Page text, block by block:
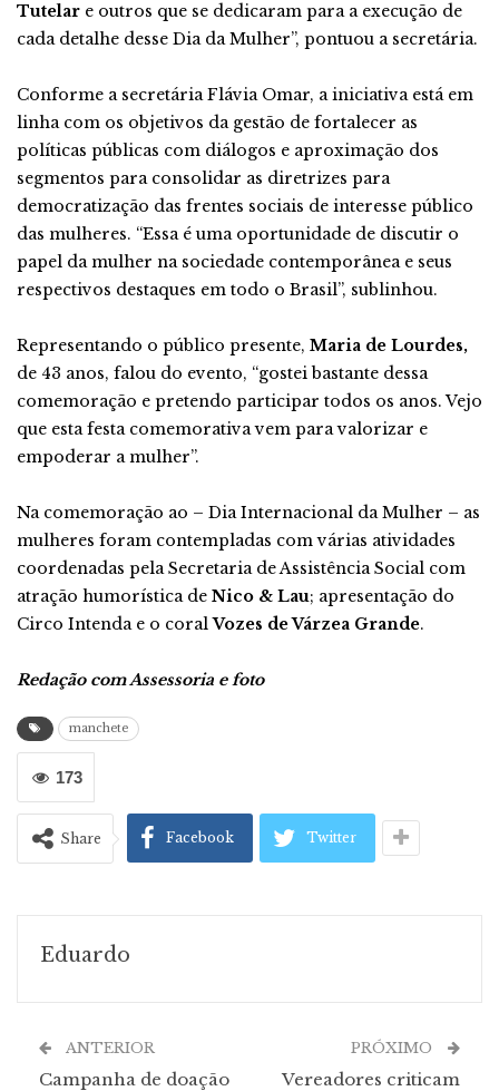
Tutelar e outros que se dedicaram para a execução de
cada detalhe desse Dia da Mulher”, pontuou a secretária.
Conforme a secretária Flávia Omar, a iniciativa está em
linha com os objetivos da gestão de fortalecer as
políticas públicas com diálogos e aproximação dos
segmentos para consolidar as diretrizes para
democratização das frentes sociais de interesse público
das mulheres. “Essa é uma oportunidade de discutir o
papel da mulher na sociedade contemporânea e seus
respectivos destaques em todo o Brasil”, sublinhou.
Representando o público presente, Maria de Lourdes,
de 43 anos, falou do evento, “gostei bastante dessa
comemoração e pretendo participar todos os anos. Vejo
que esta festa comemorativa vem para valorizar e
empoderar a mulher”.
Na comemoração ao – Dia Internacional da Mulher – as
mulheres foram contempladas com várias atividades
coordenadas pela Secretaria de Assistência Social com
atração humorística de Nico & Lau; apresentação do
Circo Intenda e o coralVozes de Várzea Grande.
Redação com Assessoria e foto
manchete
173
Share Facebook Twitter
Eduardo
ANTERIOR
Campanha de doação
PRÓXIMO
Vereadores criticam